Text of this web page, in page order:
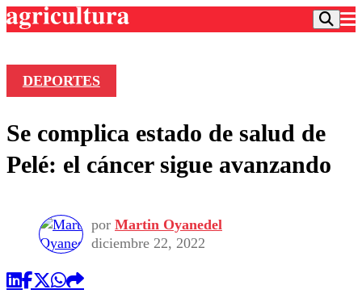
Frecuencias
Agricultura TV
Deportes
Motor
Otros Deportes
Noticias
Dato Practico
Vida Social
DEPORTES
Se complica estado de salud de
Pelé: el cáncer sigue avanzando
por Martin Oyanedel
diciembre 22, 2022